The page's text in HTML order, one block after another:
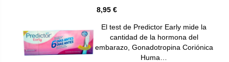
8,95 €
El test de Predictor Early mide la
cantidad de la hormona del
embarazo, Gonadotropina Coriónica
Huma…